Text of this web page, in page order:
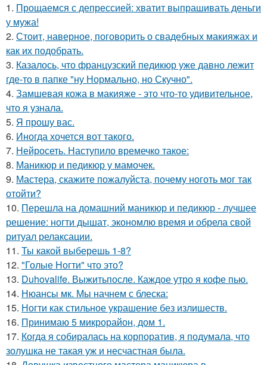
1. Прощаемся с депрессией: хватит выпрашивать деньги
у мужа!
2. Стоит, наверное, поговорить о свадебных макияжах и
как их подобрать.
3. Казалось, что французский педикюр уже давно лежит
где-то в папке "ну Нормально, но Скучно".
4. Замшевая кожа в макияже - это что-то удивительное,
что я узнала.
5. Я прошу вас.
6. Иногда хочется вот такого.
7. Нейросеть. Наступило времечко такое:
8. Маникюр и педикюр у мамочек.
9. Мастера, скажите пожалуйста, почему ноготь мог так
отойти?
10. Перешла на домашний маникюр и педикюр - лучшее
решение: ногти дышат, экономлю время и обрела свой
ритуал релаксации.
11. Ты какой выберешь 1-8?
12. "Голые Ногти" что это?
13. Duhovalife. Выжитьпосле. Каждое утро я кофе пью.
14. Нюансы мк. Мы начнем с блеска:
15. Ногти как стильное украшение без излишеств.
16. Принимаю 5 микрорайон, дом 1.
17. Когда я собиралась на корпоратив, я подумала, что
золушка не такая уж и несчастная была.